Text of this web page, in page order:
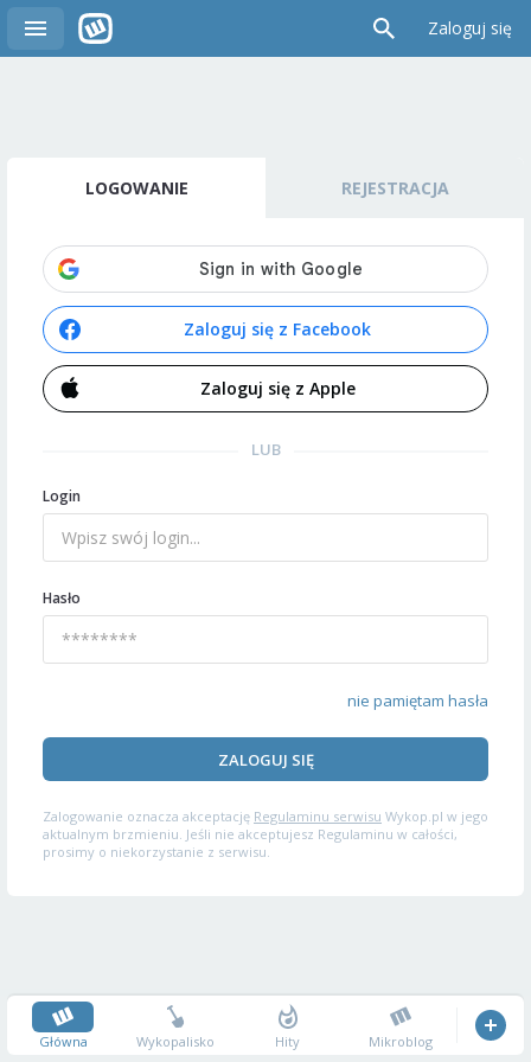
Zaloguj się
LOGOWANIE REJESTRACJA
Zaloguj się z Facebook
Zaloguj się z Apple
LUB
Login
Hasło
nie pamiętam hasła
ZALOGUJ SIĘ
Zalogowanie oznacza akceptację Regulaminu serwisu Wykop.pl w jego
aktualnym brzmieniu. Jeśli nie akceptujesz Regulaminu w całości,
prosimy o niekorzystanie z serwisu.
Główna Wykopalisko Hity Mikroblog